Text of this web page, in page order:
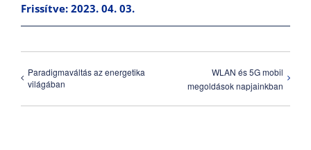
Frissítve: 2023. 04. 03.
Paradigmaváltás az energetika
világában
WLAN és 5G mobil
megoldások napjainkban